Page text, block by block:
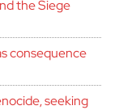
the Siege
consequence
seeking